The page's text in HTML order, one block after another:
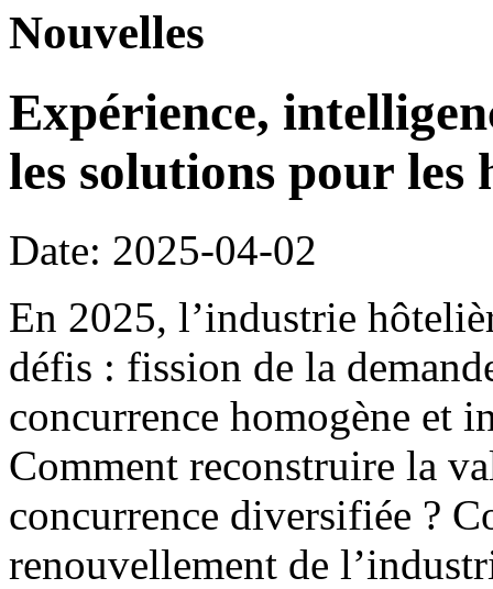
Nouvelles
Expérience,
les solutions pour les
Date: 2025-04-02
En 2025, l’industrie
défis : fission de la
concurrence homogène et
Comment reconstruire la
concurrence diversifiée ?
renouvellement de